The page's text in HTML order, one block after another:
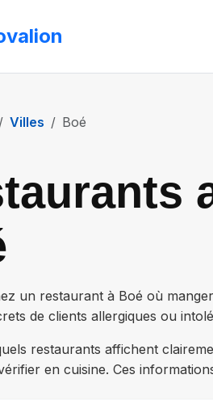
Villes Boé
un restaurant à Boé où
de clients allergiques ou
restaurants affichent
en cuisine. Ces